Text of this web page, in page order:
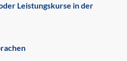
Leistungskurse in der